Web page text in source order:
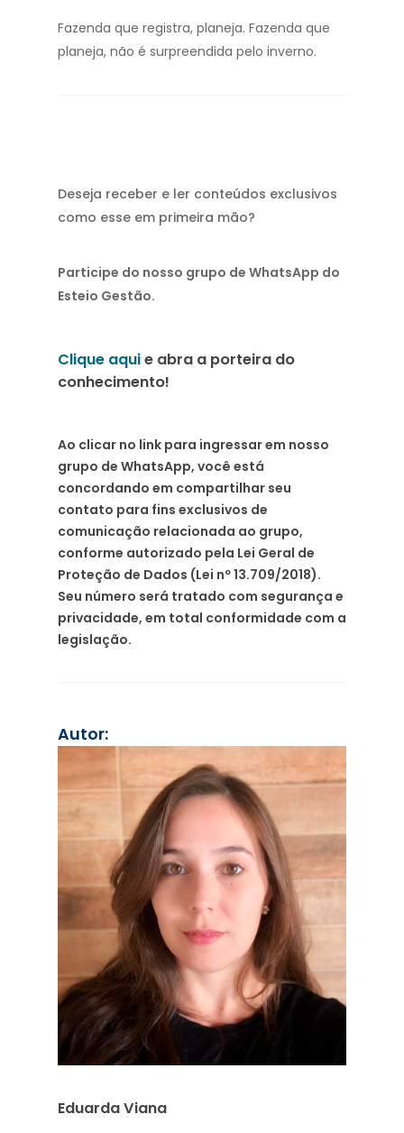
Fazenda que registra, planeja. Fazenda que
planeja, não é surpreendida pelo inverno.
Deseja receber e ler conteúdos exclusivos
como esse em primeira mão?
Participe do nosso grupo de WhatsApp do
Esteio Gestão.
Clique aquie abra a porteira do
conhecimento!
Ao clicar no link para ingressar em nosso
grupo de WhatsApp, você está
concordando em compartilhar seu
contato para fins exclusivos de
comunicação relacionada ao grupo,
conforme autorizado pela Lei Geral de
Proteção de Dados (Lei nº 13.709/2018).
Seu número será tratado com segurança e
privacidade, em total conformidade com a
legislação.
Autor:
Eduarda Viana